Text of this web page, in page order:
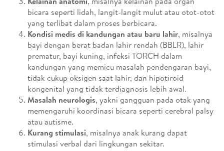
bicara seperti lidah, langit-langit mulut atau otot-otot
yang terlibat dalam proses berbicara.
Kondisi medis di kandungan atau baru lahir, misalnya
bayi dengan berat badan lahir rendah (BBLR), lahir
prematur, bayi kuning, infeksi TORCH dalam
kandungan yang memicu masalah pendengaran bayi,
tidak cukup oksigen saat lahir, dan hipotiroid
kongenital yang tidak terdiagnosis lebih awal.
Masalah neurologis, yakni gangguan pada otak yang
memengaruhi koordinasi bicara seperti cerebral palsy
atau autisme.
Kurang stimulasi, misalnya anak kurang dapat
stimulasi verbal dari lingkungan sekitar.